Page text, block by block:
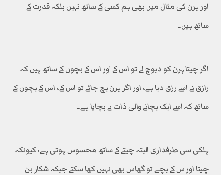
اور ہرن کی مثال میں بھی ہم کسی کے ساتھ نہیں بلکہ قدرت کے
ساتھ ہیں۔
اگر چیتا ہرن کو دبوچ لے تو اس کے اور اس کے بچوں کے ساتھ ہیں کہ
رازق نے اسے رزق دیا ہے، اور اگر ہرن بچ جائے تو اس کے، اس کے بچوں کے
ساتھ کہ اسے ایک بچانے والی ذات نے بچایا ہے۔
ہلکی سی طرفداری البتہ چیتے کے ساتھ محسوس ہوتی ہے، کیونکہ
چیتا اور س کے بچے تو گھاس بھی نہیں کھا سکتے جبکہ شکار بن